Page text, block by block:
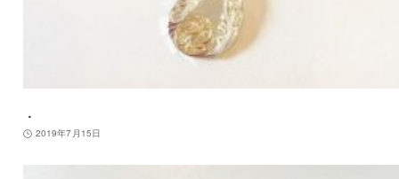
．
2019年7月15日